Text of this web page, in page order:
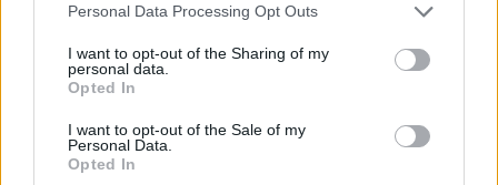
Personal Data Processing Opt Outs
I want to opt-out of the Sharing of my
personal data.
Opted In
I want to opt-out of the Sale of my
Personal Data.
Opted In
tartozik, melynek olvasása előfizetéses
regisztrációhoz kötött.
Az előfizetés a következőket tartalmazza:
Kötéslisták: BÉT elmúlt 2 év napon belüli
kötéslistái